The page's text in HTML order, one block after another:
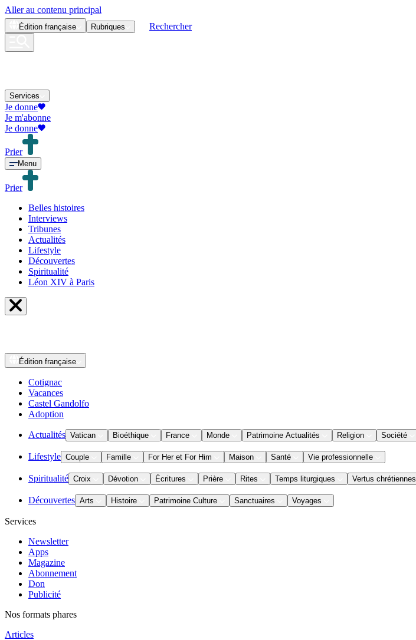
Aller au contenu principal
Édition française Rubriques Rechercher
Services
Je donne
Je m'abonne
Je donne
Prier
Menu
Prier
Belles histoires
Interviews
Tribunes
Actualités
Lifestyle
Découvertes
Spiritualité
Léon XIV à Paris
Édition française
Cotignac
Vacances
Castel Gandolfo
Adoption
Actualités Vatican Bioéthique France Monde Patrimoine Actualités Religion Société
Lifestyle Couple Famille For Her et For Him Maison Santé Vie professionnelle
Spiritualité Croix Dévotion Écritures Prière Rites Temps liturgiques Vertus chrétiennes
Découvertes Arts Histoire Patrimoine Culture Sanctuaires Voyages
Services
Newsletter
Apps
Magazine
Abonnement
Don
Publicité
Nos formats phares
Articles